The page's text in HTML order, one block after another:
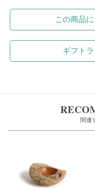
この商品
ギフト
関連